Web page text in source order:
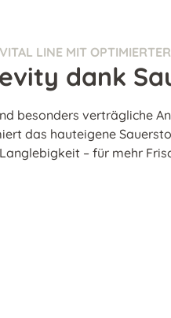
LINE MIT
dank
besonders verträgliche
das hauteigene
– für mehr